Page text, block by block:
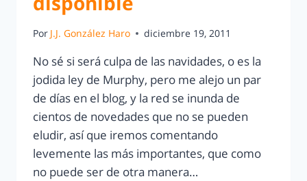
Por J.J. González Haro diciembre 19, 2011
No sé si será culpa de las navidades, o es la
jodida ley de Murphy, pero me alejo un par
de días en el blog, y la red se inunda de
cientos de novedades que no se pueden
eludir, así que iremos comentando
levemente las más importantes, que como
no puede ser de otra manera…